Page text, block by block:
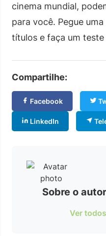
cinema mundial,
para você. Pegue
títulos e faça um
Compartilhe:
Facebook
LinkedIn
Sobre o
Ver